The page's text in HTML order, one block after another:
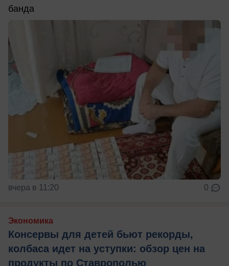
банда
вчера в 11:20 0
Экономика
Консервы для детей бьют рекорды,
колбаса идет на уступки: обзор цен на
продукты по Ставрополью